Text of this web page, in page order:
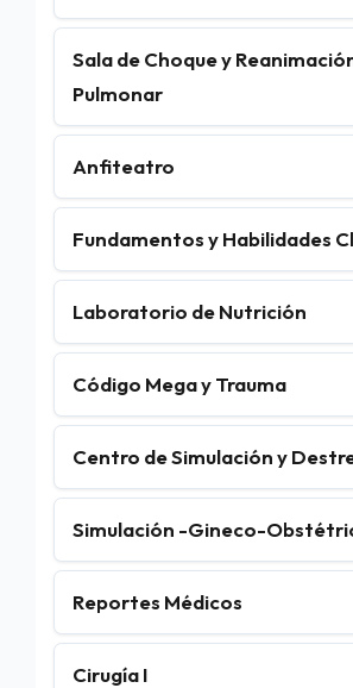
Sala de Choque y
Pulmonar
Anfiteatro
Fundamentos y Habilidades
Laboratorio de Nutrición
Código Mega y Trauma
Centro de Simulación y
Simulación -Gineco-
Reportes Médicos
Cirugía I